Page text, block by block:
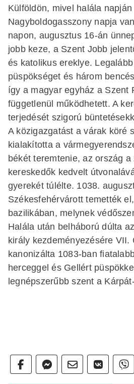
Külföldön, mivel halála napján
Nagyboldogasszony napja
napon, augusztus 16-án
jobb keze, a Szent Jobb
és katolikus ereklye.
püspökséget és három
így a magyar egyház a Szent
függetlenül működhetett. A
terjedését szigorú
A közigazgatást a várak köré
kialakította a
békét teremtenie, az ország
kereskedők kedvelt
gyerekét túlélte. 1038.
Székesfehérvárott temették
bazilikában, melynek
Halála után belháború dúlta
király kezdeményezésére VII.
kanonizálta 1083-ban
herceggel és Gellért
legnépszerűbb szent a